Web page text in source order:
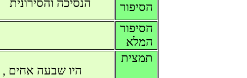
הנסיכה והסירונית
הסיפור
הסיפור
המלא
היו שבעה אחים
תמצית